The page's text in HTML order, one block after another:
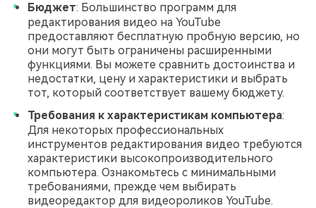
Бюджет: Большинство программ для
редактирования видео на YouTube
предоставляют бесплатную пробную версию, но
они могут быть ограничены расширенными
функциями. Вы можете сравнить достоинства и
недостатки, цену и характеристики и выбрать
тот, который соответствует вашему бюджету.
Требования к характеристикам компьютера:
Для некоторых профессиональных
инструментов редактирования видео требуются
характеристики высокопроизводительного
компьютера. Ознакомьтесь с минимальными
требованиями, прежде чем выбирать
видеоредактор для видеороликов YouTube.